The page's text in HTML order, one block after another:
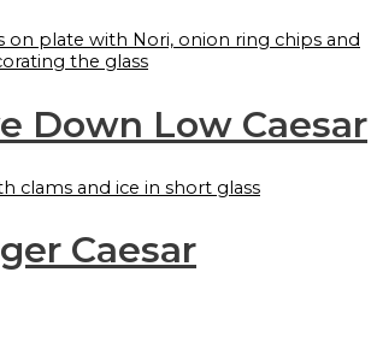
Down Low Caesar
Caesar